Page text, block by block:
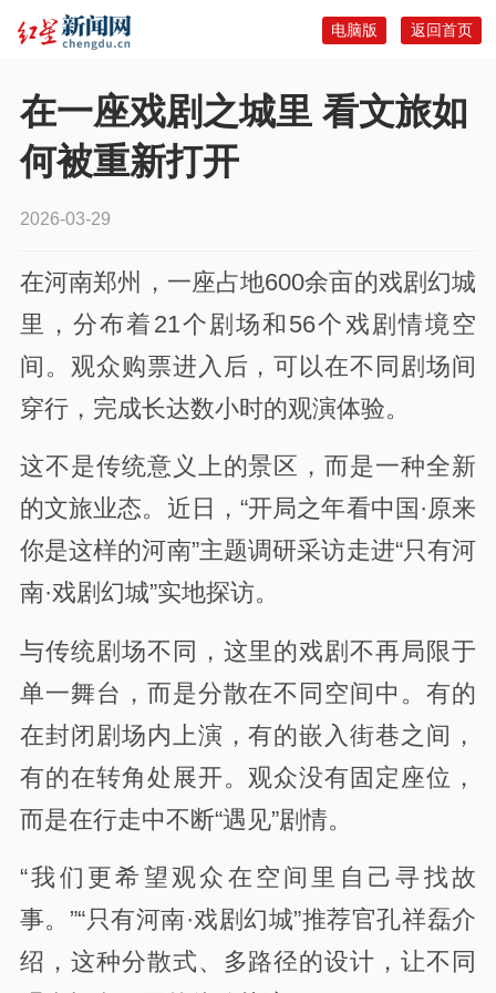
返回首页
电脑版
在一座戏剧之城里 看文旅如
何被重新打开
2026-03-29
在河南郑州，一座占地600余亩的戏剧幻城
里，分布着21个剧场和56个戏剧情境空
间。观众购票进入后，可以在不同剧场间
穿行，完成长达数小时的观演体验。
这不是传统意义上的景区，而是一种全新
的文旅业态。近日，“开局之年看中国·原来
你是这样的河南”主题调研采访走进“只有河
南·戏剧幻城”实地探访。
与传统剧场不同，这里的戏剧不再局限于
单一舞台，而是分散在不同空间中。有的
在封闭剧场内上演，有的嵌入街巷之间，
有的在转角处展开。观众没有固定座位，
而是在行走中不断“遇见”剧情。
“我们更希望观众在空间里自己寻找故
事。”“只有河南·戏剧幻城”推荐官孔祥磊介
绍，这种分散式、多路径的设计，让不同